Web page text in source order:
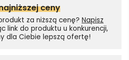
ceny
za niższą cenę? Napisz
link do produktu u konkurencji,
dla Ciebie lepszą ofertę!